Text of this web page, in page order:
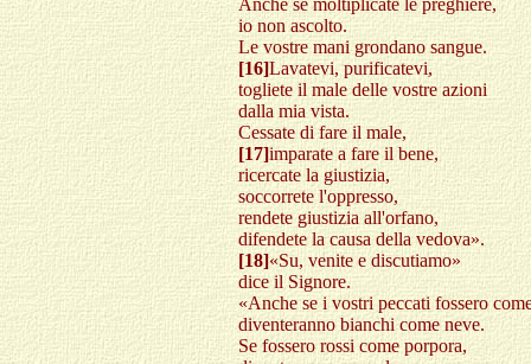
Anche se moltiplicate le preghiere,
io non ascolto.
Le vostre mani grondano sangue.
[16]Lavatevi, purificatevi,
togliete il male delle vostre azioni
dalla mia vista.
Cessate di fare il male,
[17]imparate a fare il bene,
ricercate la giustizia,
soccorrete l'oppresso,
rendete giustizia all'orfano,
difendete la causa della vedova».
[18]«Su, venite e discutiamo»
dice il Signore.
«Anche se i vostri peccati fossero
diventeranno bianchi come neve.
Se fossero rossi come porpora,